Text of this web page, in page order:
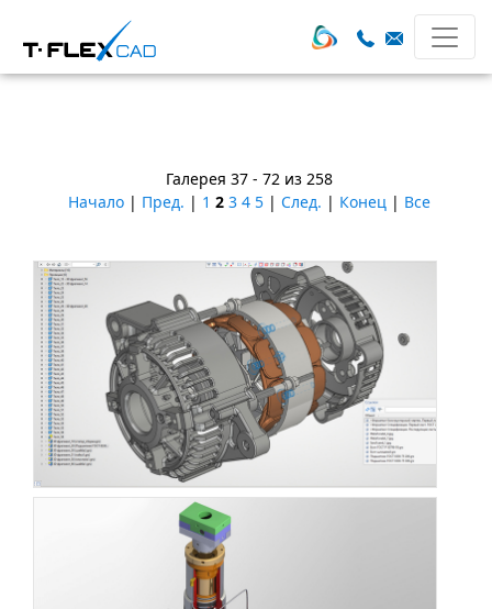
Галерея 37 - 72 из 258
Начало | Пред. | 1 2 3 4 5 | След. | Конец | Все